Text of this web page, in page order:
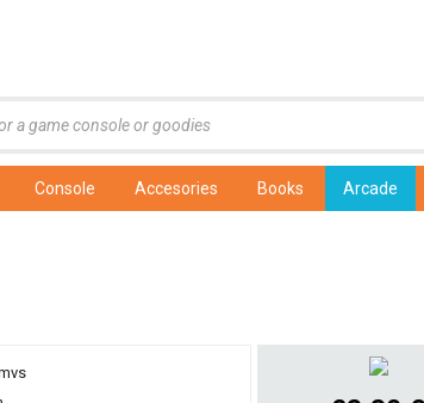
Console Accesories Books Arcade